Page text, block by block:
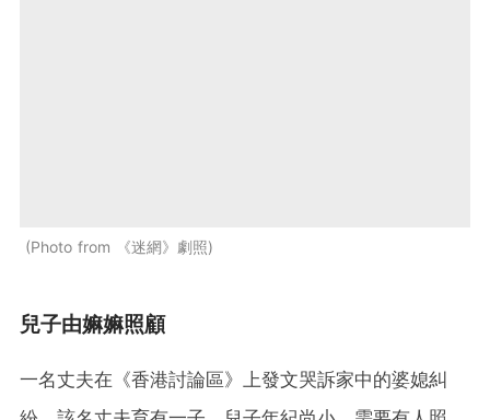
Photo from 《迷網》劇照
兒子由嫲嫲照顧
一名丈夫在《香港討論區》上發文哭訴家中的婆媳糾